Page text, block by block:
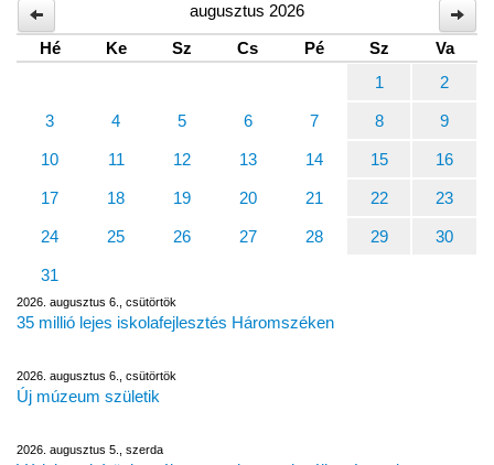
augusztus 2026
Hé
Ke Sz Cs Pé Sz
Va
1
2
3 4 5 6 7 8 9
10 11 12 13 14 15 16
17 18 19 20 21 22 23
24 25 26 27 28 29 30
31
2026. augusztus 6., csütörtök
35 millió lejes iskolafejlesztés Háromszéken
2026. augusztus 6., csütörtök
Új múzeum születik
2026. augusztus 5., szerda